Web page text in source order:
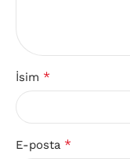
İsim *
E-posta *